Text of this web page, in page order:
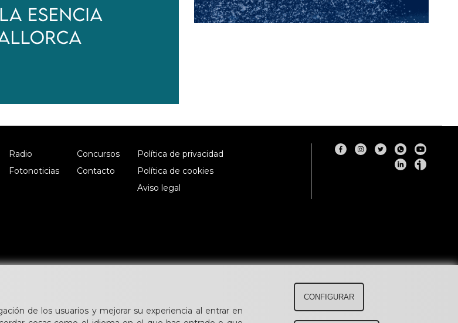
Radio
Fotonoticias
Concursos
Contacto
Política de privacidad
Política de cookies
Aviso legal
de los usuarios y mejorar su experiencia al entrar en
CONFIGURAR